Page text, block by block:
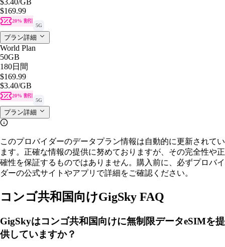
$169.99
20% 割引
5G
プラン詳細
World Plan
50GB
180日間
$169.99
$3.40/GB
20% 割引
5G
プラン詳細
このプロバイダーのデータプラン情報は自動的に更新されてい
ます。正確な情報の提供に努めておりますが、その完全性や正
確性を保証するものではありません。購入前に、必ずプロバイ
ダーの公式サイトやアプリで詳細をご確認ください。
コンゴ共和国向けGigSky FAQ
GigSkyはコンゴ共和国向けに無制限データeSIMを提
供していますか？